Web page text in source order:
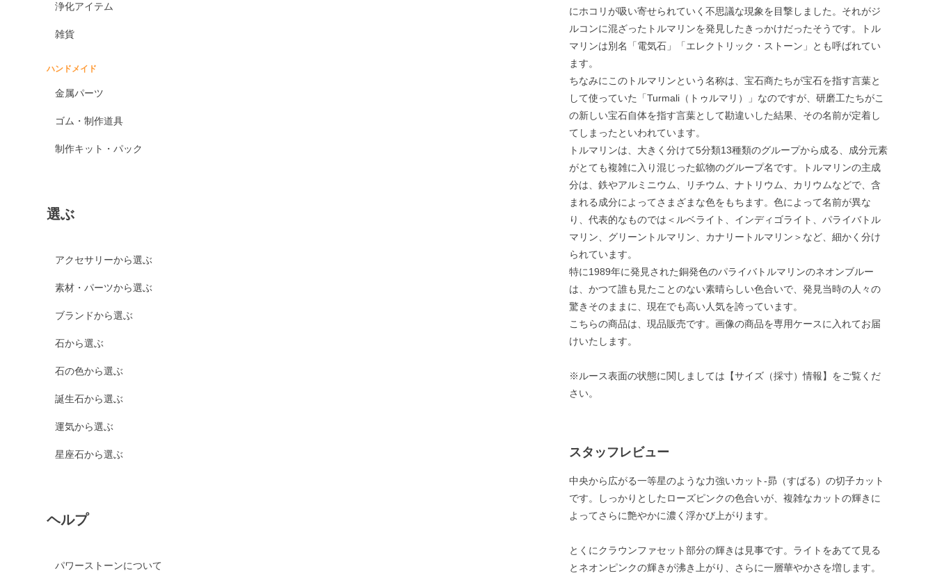
浄化アイテム
雑貨
ハンドメイド
金属パーツ
ゴム・制作道具
制作キット・パック
選ぶ
アクセサリーから選ぶ
素材・パーツから選ぶ
ブランドから選ぶ
石から選ぶ
石の色から選ぶ
誕生石から選ぶ
運気から選ぶ
星座石から選ぶ
ヘルプ
パワーストーンについて
にホコリが吸い寄せられていく不思議な現象を目撃しました。それがジ
ルコンに混ざったトルマリンを発見したきっかけだったそうです。トル
マリンは別名「電気石」「エレクトリック・ストーン」とも呼ばれてい
ます。
ちなみにこのトルマリンという名称は、宝石商たちが宝石を指す言葉と
して使っていた「Turmali（トゥルマリ）」なのですが、研磨工たちがこ
の新しい宝石自体を指す言葉として勘違いした結果、その名前が定着し
てしまったといわれています。
トルマリンは、大きく分けて5分類13種類のグループから成る、成分元素
がとても複雑に入り混じった鉱物のグループ名です。トルマリンの主成
分は、鉄やアルミニウム、リチウム、ナトリウム、カリウムなどで、含
まれる成分によってさまざまな色をもちます。色によって名前が異な
り、代表的なものでは＜ルベライト、インディゴライト、パライバトル
マリン、グリーントルマリン、カナリートルマリン＞など、細かく分け
られています。
特に1989年に発見された銅発色のパライバトルマリンのネオンブルー
は、かつて誰も見たことのない素晴らしい色合いで、発見当時の人々の
驚きそのままに、現在でも高い人気を誇っています。
こちらの商品は、現品販売です。画像の商品を専用ケースに入れてお届
けいたします。
※ルース表面の状態に関しましては【サイズ（採寸）情報】をご覧くだ
さい。
スタッフレビュー
中央から広がる一等星のような力強いカット-昴（すばる）の切子カット
です。しっかりとしたローズピンクの色合いが、複雑なカットの輝きに
よってさらに艶やかに濃く浮かび上がります。
とくにクラウンファセット部分の輝きは見事です。ライトをあてて見る
とネオンピンクの輝きが沸き上がり、さらに一層華やかさを増します。